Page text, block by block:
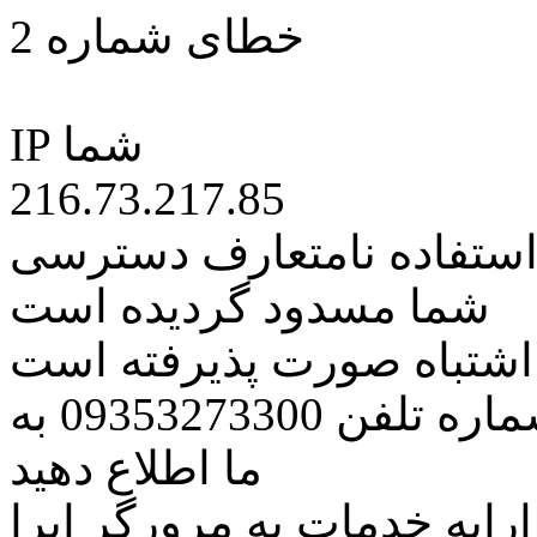
خطای شماره 2
IP شما
216.73.217.85
نامتعارف دسترسی
شما مسدود گردیده است
اشتباه صورت پذیرفته است
مراتب این مسئله را از طریق شماره تلفن 09353273300 به
ما اطلاع دهید
خدمات به مرورگر اپرا